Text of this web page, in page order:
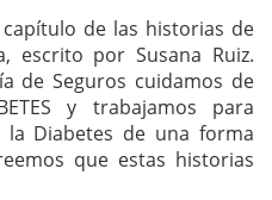
de las historias de
escrito por Susana Ruiz.
de Seguros cuidamos de
y trabajamos para
Diabetes de una forma
que estas historias